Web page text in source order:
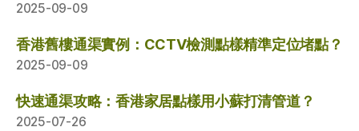
2025-09-09
香港舊樓通渠實例：CCTV檢測點樣精準定位堵點？
2025-09-09
快速通渠攻略：香港家居點樣用小蘇打清管道？
2025-07-26